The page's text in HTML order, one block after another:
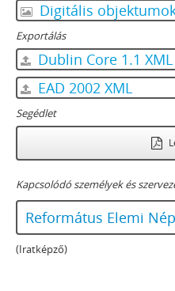
Digitális
Exportálás
Dublin Core 1.1 XML
EAD 2002 XML
Segédlet
Kapcsolódó személyek és
Református Elemi
(Iratképző)